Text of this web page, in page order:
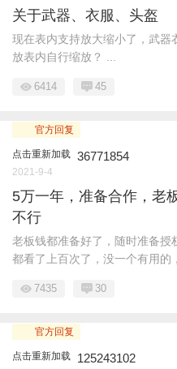
关于武器、衣服、头盔
现在表内支持放大缩小了，武
放表内自行缩放？ ...
6414 45
官方回复
点击重新加载 36771854
2021-9-4
5万一年，准备合作，老
不行
老板钱都准备好了，随时准备
都看了上百次了，没一个有用的
7435 30
官方回复
点击重新加载 125243102